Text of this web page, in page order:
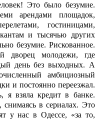
Это было безумие.
арендами площадок,
гостиницами,
и тысячью других
безумие. Рискованное.
дворец молодежи, где
день без выходных. А
амбициозный
и постоянно переезжал.
я взяла кредит в банке.
в сериалах. Это
у нас в Одессе, «за то,